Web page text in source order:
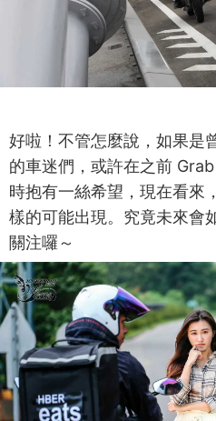
好啦！不管怎麼說，如果是
的車迷們，或許在之前
時抱有一絲希望，現在看來
樣的可能出現。究竟未來會
關注囉～